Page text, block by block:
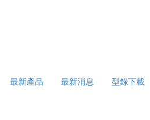
最新產品 最新消息 型錄下載